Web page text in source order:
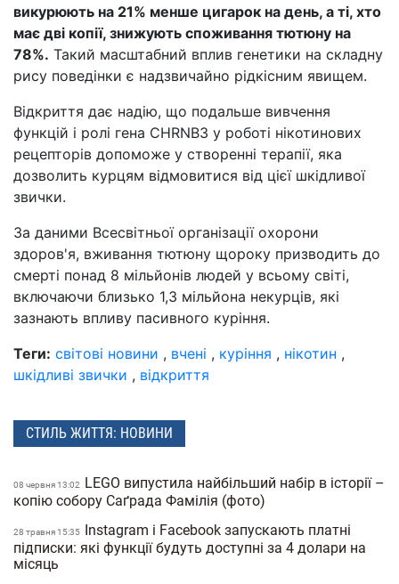
викурюють на 21% менше цигарок на день, а ті, хто
має дві копії, знижують споживання тютюну на
78%. Такий масштабний вплив генетики на складну
рису поведінки є надзвичайно рідкісним явищем.
Відкриття дає надію, що подальше вивчення
функцій і ролі гена CHRNB3 у роботі нікотинових
рецепторів допоможе у створенні терапії, яка
дозволить курцям відмовитися від цієї шкідливої
звички.
За даними Всесвітньої організації охорони
здоров'я, вживання тютюну щороку призводить до
смерті понад 8 мільйонів людей у всьому світі,
включаючи близько 1,3 мільйона некурців, які
зазнають впливу пасивного куріння.
Теги: світові новини , вчені , куріння , нікотин ,
шкідливі звички , відкриття
СТИЛЬ ЖИТТЯ: НОВИНИ
08 червня 13:02
LEGO випустила найбільший набір в історії –
копію собору Саґрада Фамілія (фото)
28 травня 15:35 Instagram і Facebook запускають платні
підписки: які функції будуть доступні за 4 долари на
місяць